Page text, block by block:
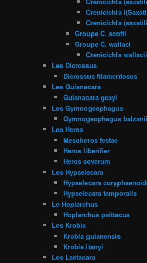
Crenicichla
Crenicichla
Groupe C. scotti
Groupe C. wallaci
Crenicichla
Les Dicrossus
Dicrossus filamentosus
Les Guianacara
Guianacara geayi
Les Gymnogeophagus
Gymnogeophagus balzanii
Les Heros
Mesoheros festae
Heros liberifier
Heros severum
Les Hypselecara
Hypselecara
Hypselecara temporalis
Le Hoplarchus
Hoplarchus psittacus
Les Krobia
Krobia guianensis
Krobia itanyi
Les Laetacara